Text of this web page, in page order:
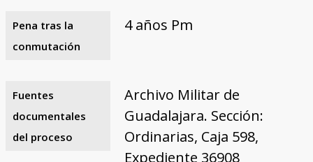
Pena tras la
conmutación
4 años Pm
Fuentes
documentales
del proceso
Archivo Militar de
Guadalajara. Sección:
Ordinarias, Caja 598,
Expediente 36908